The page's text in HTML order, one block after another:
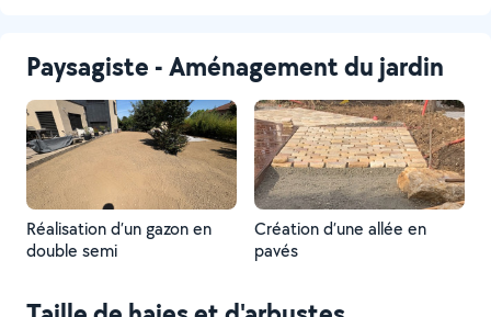
Paysagiste - Aménagement du jardin
Réalisation d’un gazon en
double semi
Création d’une allée en
pavés